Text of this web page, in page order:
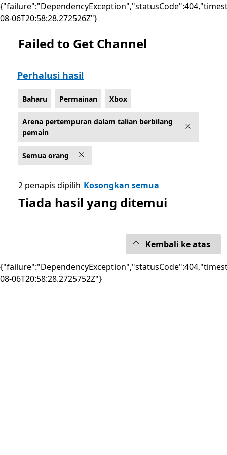
08-06T20:58:28.272526Z"}
Senaraikan Microsoft.com
Failed to Get Channel
Perhalusi hasil
Baharu Permainan Xbox
Arena pertempuran dalam talian berbilang
pemain
Semua orang
2 penapis dipilih Kosongkan semua
Tiada hasil yang ditemui
Kembali ke atas
08-06T20:58:28.2725752Z"}